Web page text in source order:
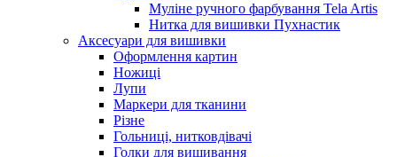
Муліне ручного фарбування Tela Artis
Нитка для вишивки Пухнастик
Аксесуари для вишивки
Оформлення картин
Ножиці
Лупи
Маркери для тканини
Різне
Гольниці, нитковдівачі
Голки для вишивання